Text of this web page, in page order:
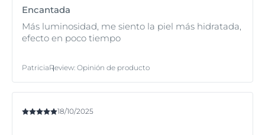
Encantada
Más luminosidad, me siento la piel más hidratada,
efecto en poco tiempo
PatriciaReview: Opinión de producto
18/10/2025